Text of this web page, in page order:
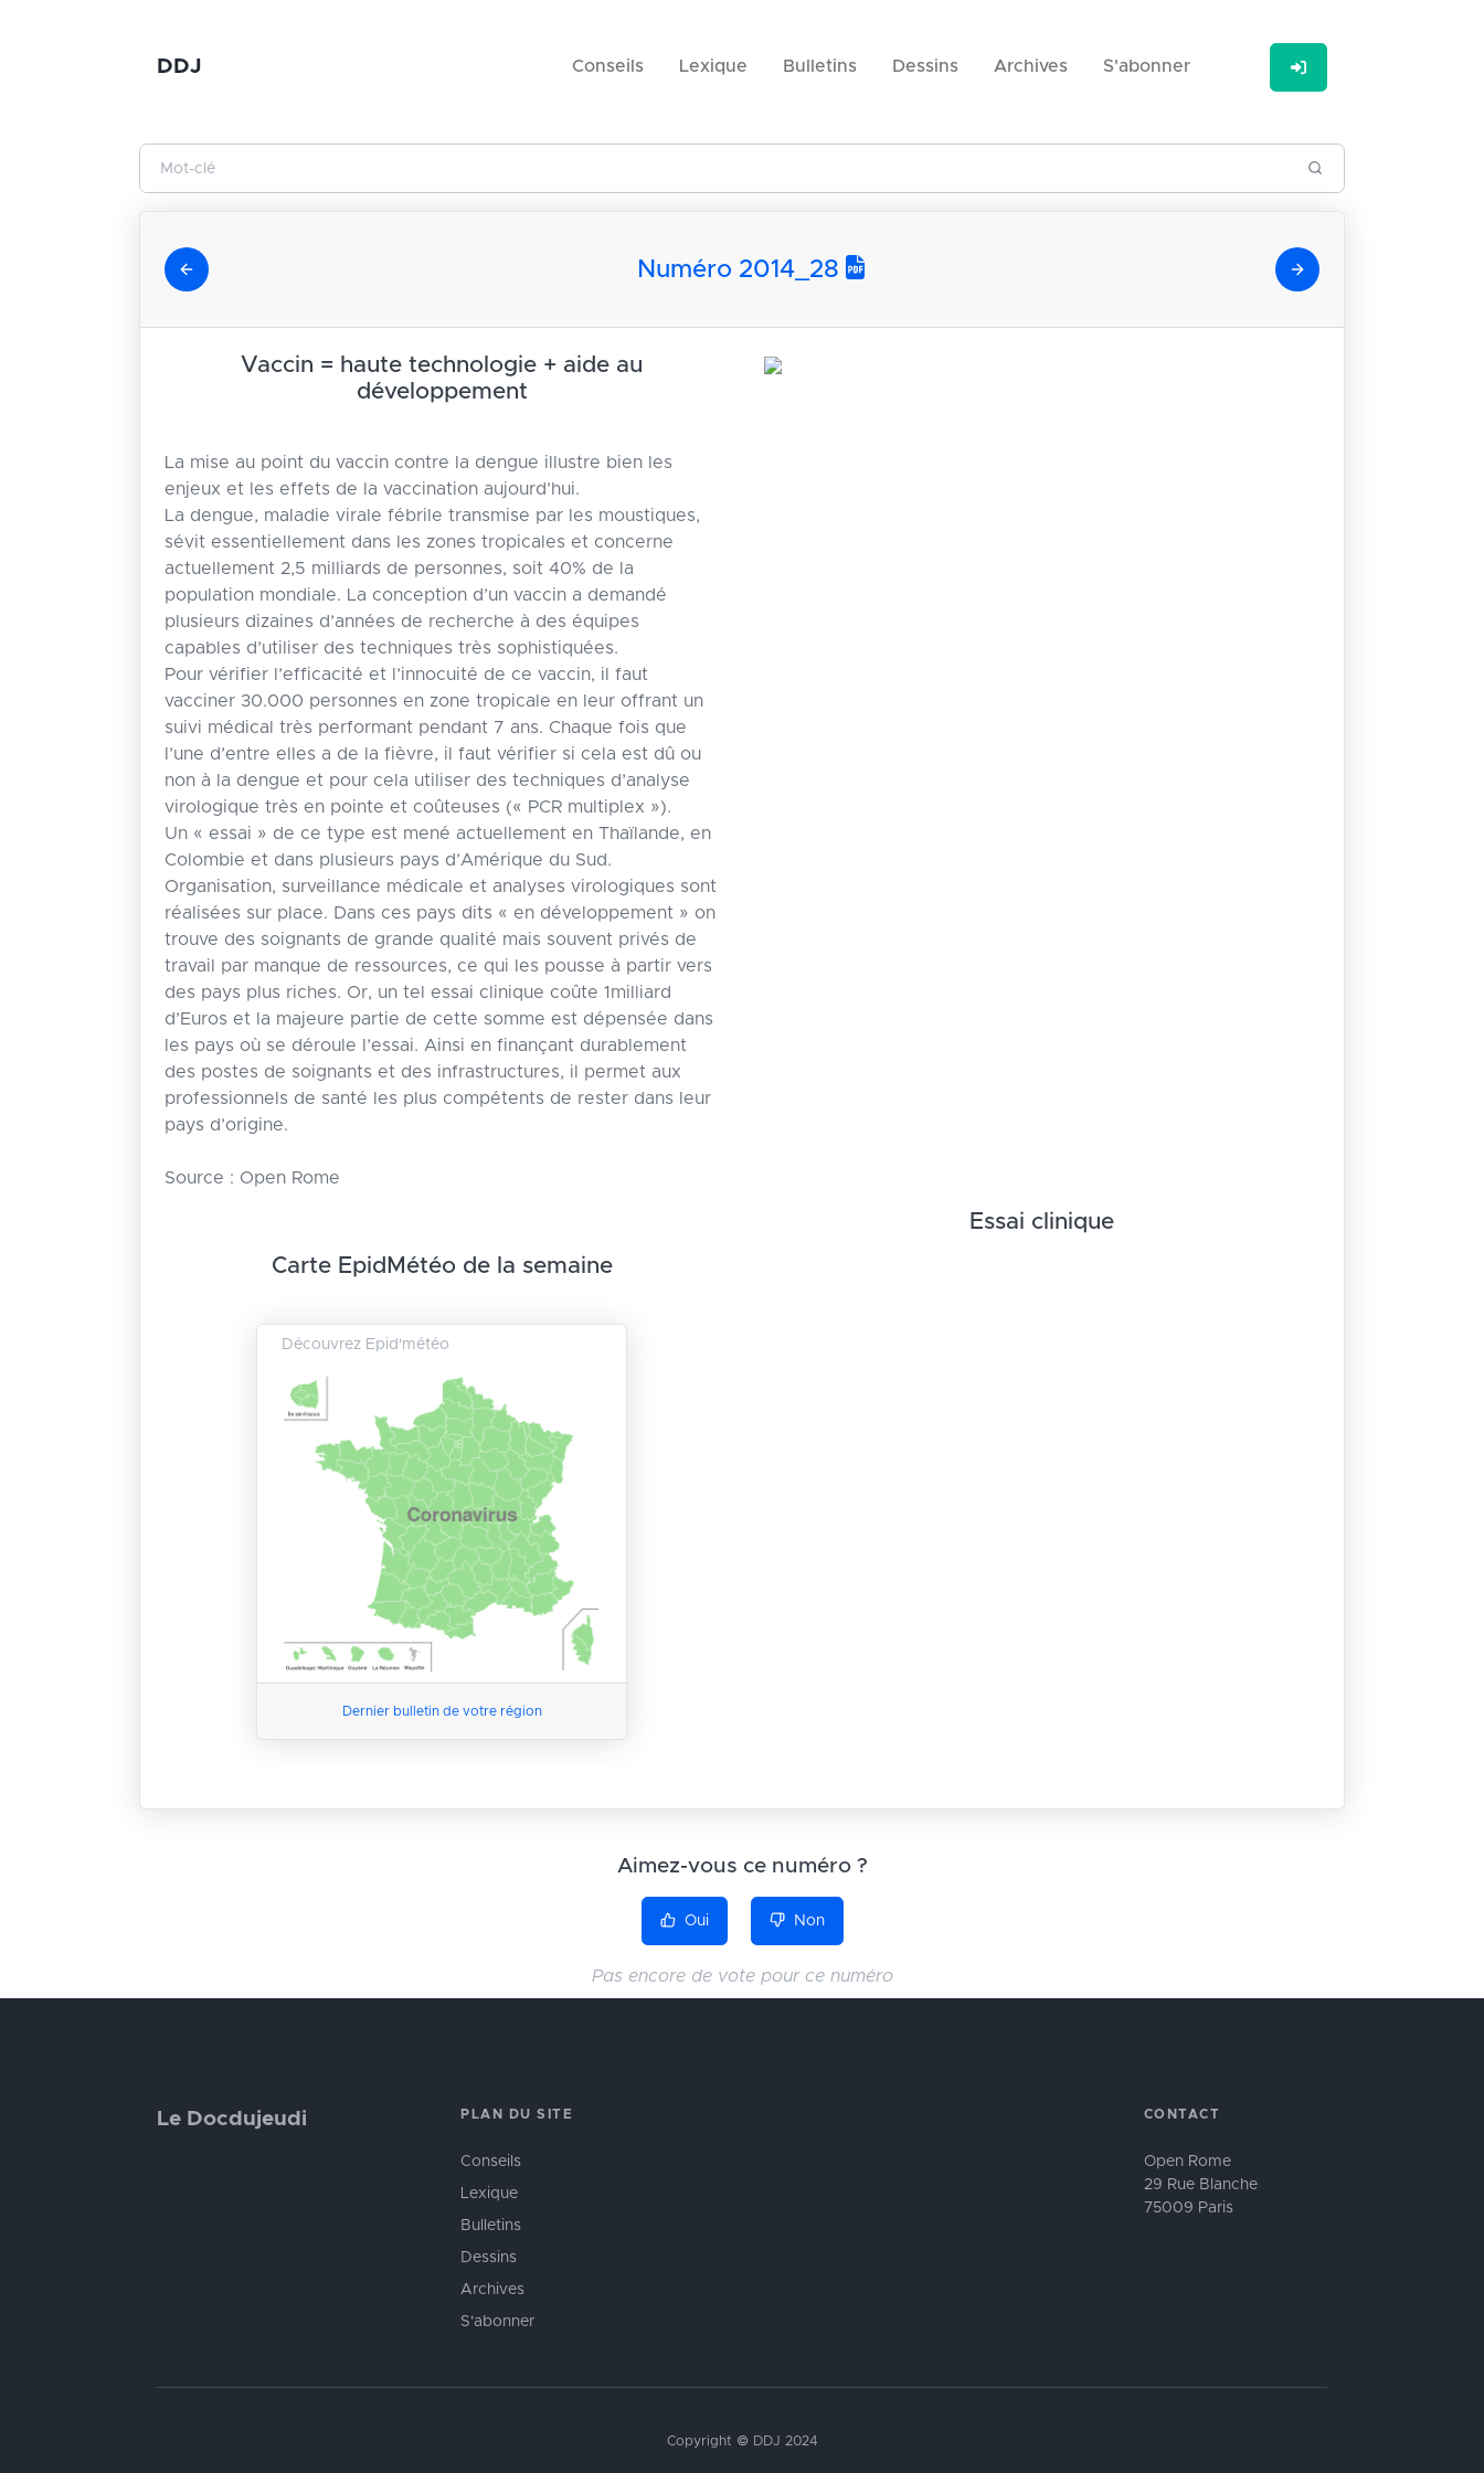
DDJ Conseils Lexique Bulletins Dessins Archives S'abonner
Numéro 2014_28
Vaccin = haute technologie + aide au
développement
La mise au point du vaccin contre la dengue illustre bien les
enjeux et les effets de la vaccination aujourd’hui.
La dengue, maladie virale fébrile transmise par les moustiques,
sévit essentiellement dans les zones tropicales et concerne
actuellement 2,5 milliards de personnes, soit 40% de la
population mondiale. La conception d’un vaccin a demandé
plusieurs dizaines d’années de recherche à des équipes
capables d’utiliser des techniques très sophistiquées.
Pour vérifier l’efficacité et l’innocuité de ce vaccin, il faut
vacciner 30.000 personnes en zone tropicale en leur offrant un
suivi médical très performant pendant 7 ans. Chaque fois que
l’une d’entre elles a de la fièvre, il faut vérifier si cela est dû ou
non à la dengue et pour cela utiliser des techniques d’analyse
virologique très en pointe et coûteuses (« PCR multiplex »).
Un « essai » de ce type est mené actuellement en Thaïlande, en
Colombie et dans plusieurs pays d’Amérique du Sud.
Organisation, surveillance médicale et analyses virologiques sont
réalisées sur place. Dans ces pays dits « en développement » on
trouve des soignants de grande qualité mais souvent privés de
travail par manque de ressources, ce qui les pousse à partir vers
des pays plus riches. Or, un tel essai clinique coûte 1milliard
d’Euros et la majeure partie de cette somme est dépensée dans
les pays où se déroule l’essai. Ainsi en finançant durablement
des postes de soignants et des infrastructures, il permet aux
professionnels de santé les plus compétents de rester dans leur
pays d’origine.
Source : Open Rome
Carte EpidMétéo de la semaine
Découvrez Epid'météo
Dernier bulletin de votre région
Essai clinique
Aimez-vous ce numéro ?
Oui Non
Pas encore de vote pour ce numéro
Le Docdujeudi PLAN DU SITE
Conseils
Lexique
Bulletins
Dessins
Archives
S'abonner
CONTACT
Open Rome
29 Rue Blanche
75009 Paris
Copyright © DDJ 2024